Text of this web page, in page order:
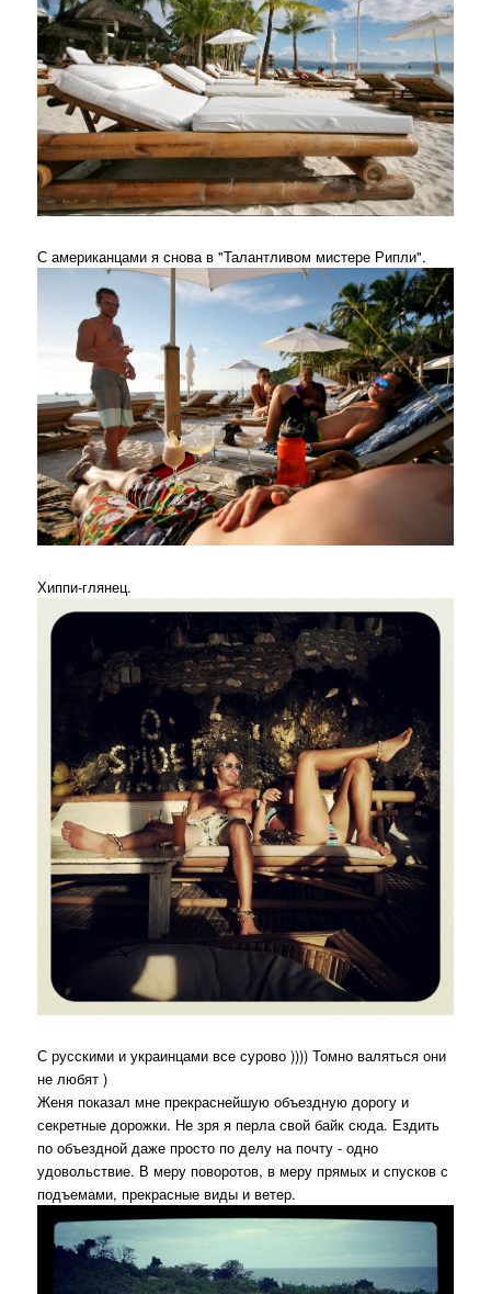
С американцами я снова в "Талантливом мистере Рипли".
Хиппи-глянец.
С русскими и украинцами все сурово )))) Томно валяться они
не любят )
Женя показал мне прекраснейшую объездную дорогу и
секретные дорожки. Не зря я перла свой байк сюда. Ездить
по объездной даже просто по делу на почту - одно
удовольствие. В меру поворотов, в меру прямых и спусков с
подъемами, прекрасные виды и ветер.